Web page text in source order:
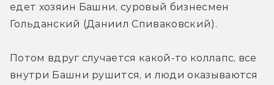
едет хозяин Башни, суровый бизнесмен
Гольданский (Даниил Спиваковский).
Потом вдруг случается какой-то коллапс, все
внутри Башни рушится, и люди оказываются